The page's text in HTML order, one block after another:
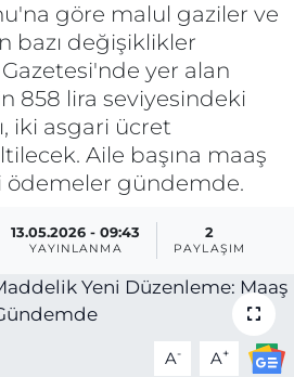
göre malul gaziler ve
bazı değişiklikler
yer alan
858 lira seviyesindeki
iki asgari ücret
Aile başına maaş
ödemeler gündemde.
13.05.2026 - 09:43
YAYINLANMA
2
PAYLAŞIM
A- A+